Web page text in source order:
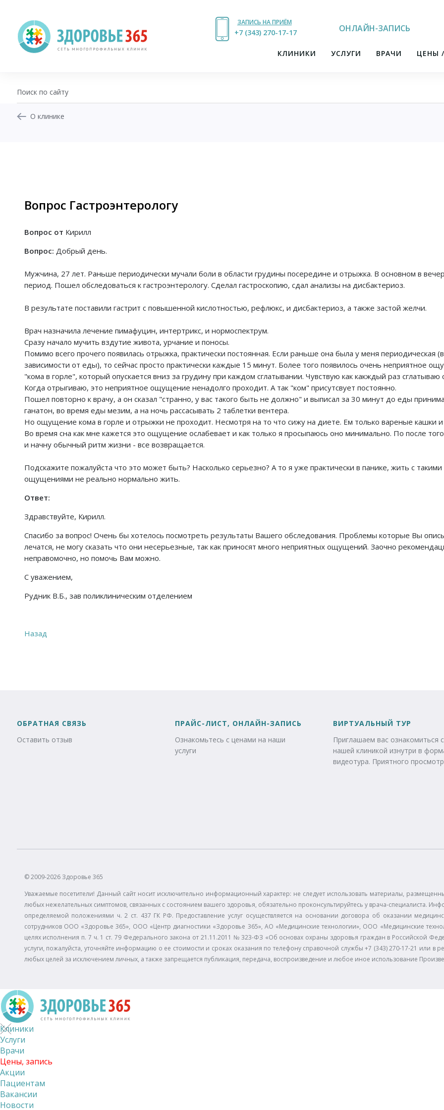
ЗАПИСЬ НА ПРИЁМ
+7 (343) 270-17-21
+7 (343) 270-17-17 ОНЛАЙН-ЗАПИСЬ
КЛИНИКИ УСЛУГИ ВРАЧИ ЦЕНЫ
О клинике
Вопрос Гастроэнтерологу
Вопрос от Кирилл
Вопрос: Добрый день.
Мужчина, 27 лет. Раньше периодически мучали боли в области грудины посередине и отрыжка. В основном в
период. Пошел обследоваться к гастроэнтерологу. Сделал гастроскопию, сдал анализы на дисбактериоз.
В результате поставили гастрит с повышенной кислотностью, рефлюкс, и дисбактериоз, а также застой желчи.
Врач назначила лечение пимафуцин, интертрикс, и нормоспектрум.
Сразу начало мучить вздутие живота, урчание и поносы.
Помимо всего прочего появилась отрыжка, практически постоянная. Если раньше она была у меня периодическая (в
зависимости от еды), то сейчас просто практически каждые 15 минут. Более того появилось очень неприятное
"кома в горле", который опускается вниз за грудину при каждом сглатывании. Чувствую как какждый раз сглатываю
Когда отрыгиваю, это неприятное ощущение ненадолго проходит. А так "ком" присутсвует постоянно.
Пошел повторно к врачу, а он сказал "странно, у вас такого быть не должно" и выписал за 30 минут до еды
ганатон, во время еды мезим, а на ночь рассасывать 2 таблетки вентера.
Но ощущение кома в горле и отрыжки не проходит. Несмотря на то что сижу на диете. Ем только вареные кашки и
Во время сна как мне кажется это ощущение ослабевает и как только я просыпаюсь оно минимально. По после
и начну обычный ритм жизни - все возвращается.
Подскажите пожалуйста что это может быть? Насколько серьезно? А то я уже практически в панике, жить с такими
ощущениями не реально нормально жить.
Ответ:
Здравствуйте, Кирилл.
Спасибо за вопрос! Очень бы хотелось посмотреть результаты Вашего обследования. Проблемы которые Вы
лечатся, не могу сказать что они несерьезные, так как приносят много неприятных ощущений. Заочно
неправомочно, но помочь Вам можно.
С уважением,
Рудник В.Б., зав поликлиническим отделением
Назад
ОБРАТНАЯ СВЯЗЬ
Оставить отзыв
ПРАЙС-ЛИСТ, ОНЛАЙН-ЗАПИСЬ
Ознакомьтесь с ценами на наши
услуги
ВИРТУАЛЬНЫЙ ТУР
Приглашаем вас ознакомиться с
нашей клиникой изнутри в
видеотура. Приятного
© 2009-2026 Здоровье 365
Уважаемые посетители! Данный сайт носит исключительно информационный характер: не следует использовать материалы,
любых нежелательных симптомов, связанных с состоянием вашего здоровья, обязательно проконсультируйтесь у врача-специалиста.
определяемой положениями ч. 2 ст. 437 ГК РФ. Предоставление услуг осуществляется на основании договора об оказании
сотрудников ООО «Здоровье 365», ООО «Центр диагностики «Здоровье 365», АО «Медицинские технологии», ООО «Медицинские
целях исполнения п. 7 ч. 1 ст. 79 Федерального закона от 21.11.2011 № 323-ФЗ «Об основах охраны здоровья граждан в Российской
услуги, пожалуйста, уточняйте информацию о ее стоимости и сроках оказания по телефону справочной службы +7 (343) 270-17-21 или в
любых целей за исключением личных, а также запрещается публикация, передача, воспроизведение и любое иное использование
Клиники
Услуги
Врачи
Цены, запись
Акции
Пациентам
Вакансии
Новости
+7 (343) 270-17-21